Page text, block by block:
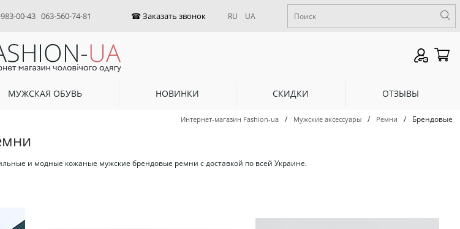
00-43 063-560-74-81 RU UA
МУЖСКАЯ ОБУВЬ НОВИНКИ СКИДКИ ОТЗЫВЫ
Интернет-магазин Fashion-ua / Мужские аксессуары / Ремни / Брендовые
и модные кожаные мужские брендовые ремни с доставкой по всей Украине.